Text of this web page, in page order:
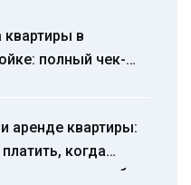
квартиры в
полный чек-
аренде квартиры:
когда
как не остаться без